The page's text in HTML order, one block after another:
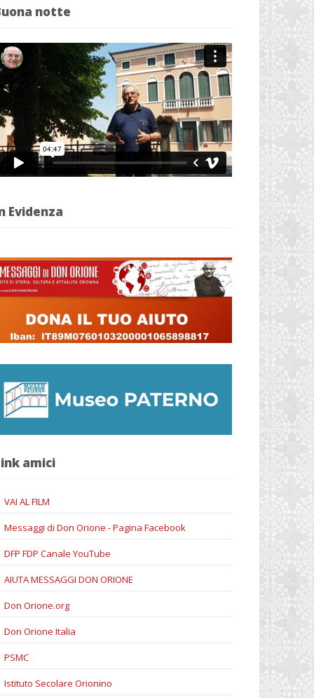
notte
Evidenza
amici
VAI AL FILM
Messaggi di Don Orione - Pagina Facebook
DFP FDP Canale YouTube
AIUTA MESSAGGI DON ORIONE
Don Orione.org
Don Orione Italia
PSMC
Istituto Secolare Orionino